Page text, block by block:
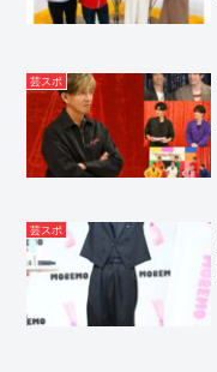
芸スポ
芸スポ